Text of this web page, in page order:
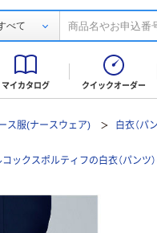
べて
マイカタログ クイックオーダー
ス服(ナースウェア) 白衣（パ
コックスポルティフの白衣（パンツ